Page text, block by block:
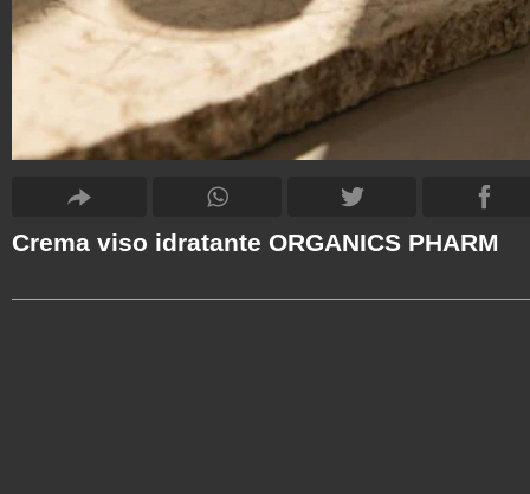
Crema viso idratante ORGANICS PHARM